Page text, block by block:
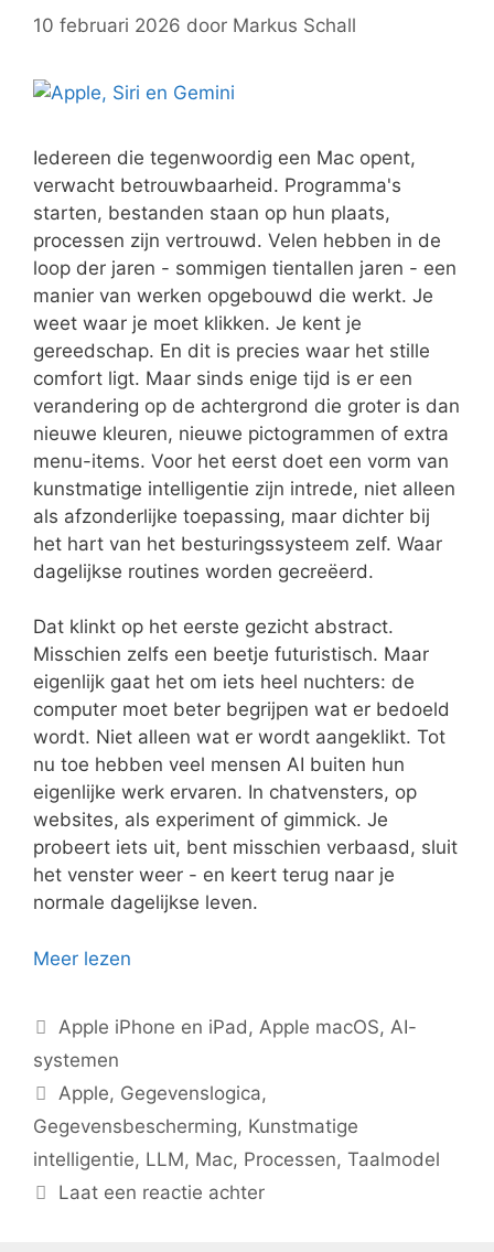
10 februari 2026 door Markus Schall
Iedereen die tegenwoordig een Mac opent,
verwacht betrouwbaarheid. Programma's
starten, bestanden staan op hun plaats,
processen zijn vertrouwd. Velen hebben in de
loop der jaren - sommigen tientallen jaren - een
manier van werken opgebouwd die werkt. Je
weet waar je moet klikken. Je kent je
gereedschap. En dit is precies waar het stille
comfort ligt. Maar sinds enige tijd is er een
verandering op de achtergrond die groter is dan
nieuwe kleuren, nieuwe pictogrammen of extra
menu-items. Voor het eerst doet een vorm van
kunstmatige intelligentie zijn intrede, niet alleen
als afzonderlijke toepassing, maar dichter bij
het hart van het besturingssysteem zelf. Waar
dagelijkse routines worden gecreëerd.
Dat klinkt op het eerste gezicht abstract.
Misschien zelfs een beetje futuristisch. Maar
eigenlijk gaat het om iets heel nuchters: de
computer moet beter begrijpen wat er bedoeld
wordt. Niet alleen wat er wordt aangeklikt. Tot
nu toe hebben veel mensen AI buiten hun
eigenlijke werk ervaren. In chatvensters, op
websites, als experiment of gimmick. Je
probeert iets uit, bent misschien verbaasd, sluit
het venster weer - en keert terug naar je
normale dagelijkse leven.
Meer lezen
Categorieën
Apple iPhone en iPad , Apple macOS, AI-
systemen
Tags
Apple, Gegevenslogica,
Gegevensbescherming, Kunstmatige
intelligentie, LLM, Mac, Processen, Taalmodel
Laat een reactie achter